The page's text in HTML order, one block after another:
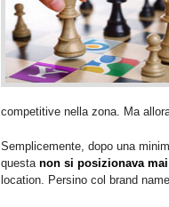
competitive nella zona. Ma
Semplicemente, dopo una
questa non si posizionava
location. Persino col brand